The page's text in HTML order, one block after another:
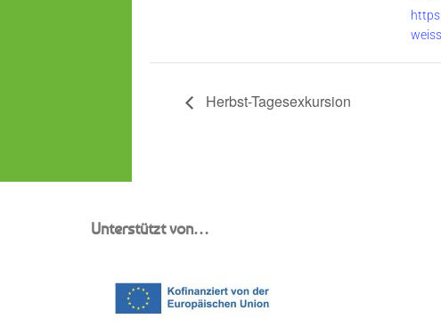
Herbst-Tagesexkursion
Unterstützt von…